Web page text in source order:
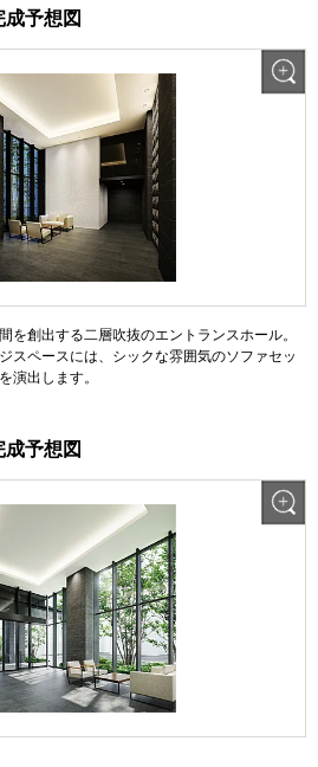
予想図
を創出する二層吹抜のエントランスホール。
スペースには、シックな雰囲気のソファセッ
演出します。
予想図